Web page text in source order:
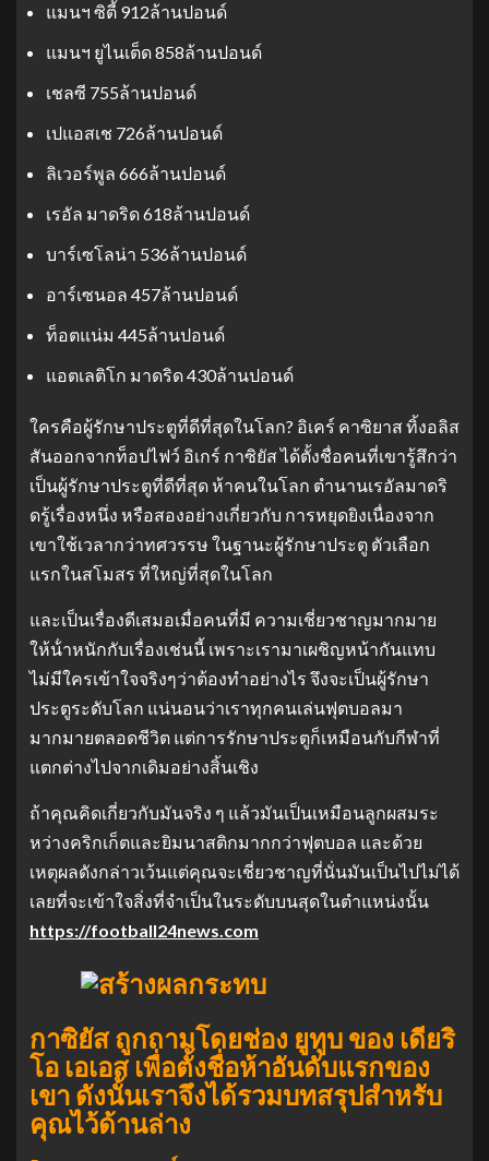
แมนฯ ซิตี้ 912ล้านปอนด์
แมนฯ ยูไนเต็ด 858ล้านปอนด์
เชลซี 755ล้านปอนด์
เปแอสเช 726ล้านปอนด์
ลิเวอร์พูล 666ล้านปอนด์
เรอัล มาดริด 618ล้านปอนด์
บาร์เซโลน่า 536ล้านปอนด์
อาร์เซนอล 457ล้านปอนด์
ท็อตแน่ม 445ล้านปอนด์
แอตเลติโก มาดริด 430ล้านปอนด์
ใครคือผู้รักษาประตูที่ดีที่สุดในโลก? อิเคร์ คาซิยาส ทิ้งอลิส
สันออกจากท็อปไฟว์ อิเกร์ กาซิยัส ได้ตั้งชื่อคนที่เขารู้สึกว่า
เป็นผู้รักษาประตูที่ดีที่สุด ห้าคนในโลก ตํานานเรอัลมาดริ
ดรู้เรื่องหนึ่ง หรือสองอย่างเกี่ยวกับ การหยุดยิงเนื่องจาก
เขาใช้เวลากว่าทศวรรษ ในฐานะผู้รักษาประตู ตัวเลือก
แรกในสโมสร ที่ใหญ่ที่สุดในโลก
และเป็นเรื่องดีเสมอเมื่อคนที่มี ความเชี่ยวชาญมากมาย
ให้น้ําหนักกับเรื่องเช่นนี้ เพราะเรามาเผชิญหน้ากันแทบ
ไม่มีใครเข้าใจจริงๆว่าต้องทําอย่างไร จึงจะเป็นผู้รักษา
ประตูระดับโลก แน่นอนว่าเราทุกคนเล่นฟุตบอลมา
มากมายตลอดชีวิต แต่การรักษาประตูก็เหมือนกับกีฬาที่
แตกต่างไปจากเดิมอย่างสิ้นเชิง
ถ้าคุณคิดเกี่ยวกับมันจริง ๆ แล้วมันเป็นเหมือนลูกผสมระ
หว่างคริกเก็ตและยิมนาสติกมากกว่าฟุตบอล และด้วย
เหตุผลดังกล่าวเว้นแต่คุณจะเชี่ยวชาญที่นั่นมันเป็นไปไม่ได้
เลยที่จะเข้าใจสิ่งที่จําเป็นในระดับบนสุดในตําแหน่งนั้น
https://football24news.com
กาซิยัส ถูกถามโดยช่อง ยูทูบ ของ เดียริ
โอ เอเอส เพื่อตั้งชื่อห้าอันดับแรกของ
เขา ดังนั้นเราจึงได้รวมบทสรุปสําหรับ
คุณไว้ด้านล่าง